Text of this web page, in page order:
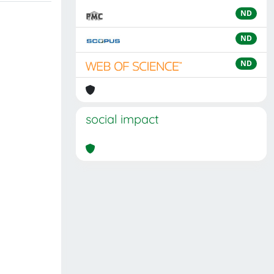
ND
ND
ND
social impact